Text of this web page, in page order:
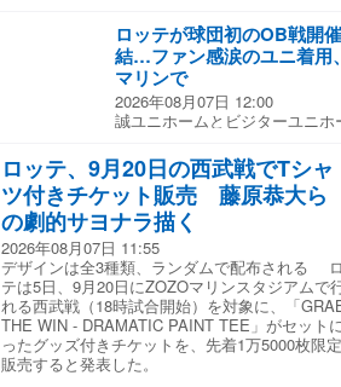
ョップで販売を開始する。
YouTubeチャンネルでは、『
用のイラストを描き下ろす様
インナップ ・ポロシャツ（M
Tシャツ（M／L／XL／2XL）
3,000円 ・ランチトート：
ホルダー：900円
ルダー：850円 ・ミニフレー
レ）アクリルキーホルダー：
500円 ・（Eコレ）ステ
レ」商品はランダム ※価格は全
開始） ・8月12日（水） vs
月25日（火） vs DeNA（
vs DeNA（10:30試合開始） ・
DeNA（10:30試合開始） ・8
（10:30試合開始） ・8月30日
合開始） ※すべてロッテ浦和
ロッテが球団初のOB戦開
結…ファン感涙のユニ着用
マリンで
2026年08月07日 12:00
誠ユニホームとビジターユニ
「TEAM26」20周年のイベン
する特別試合「ちば興銀プレ
ーム2026」を開催すると今月6
「Mチケット」で取り扱われ
球団としてOBが参加する試合
なる。試合は、公式ファンク
2006年以降に在籍していたOB
かれ、5イニング制で実施さ
「TEAM WHITE」対「TEAM
WHITE」は2005年から2007年
を、「TEAM BLACK」は2010
ビジターユニホームを着用し
ロッテ、9月20日の西武戦でTシャ
ツ付きチケット販売 藤原恭大ら
の劇的サヨナラ描く
2026年08月07日 11:55
デザインは全3種類、ランダムで配布される
テは5日、9月20日にZOZOマリンスタジアムで
れる西武戦（18時試合開始）を対象に、「
THE WIN - DRAMATIC PAINT TEE」がセット
ったグッズ付きチケットを、先着1万5000枚限
販売すると発表した。